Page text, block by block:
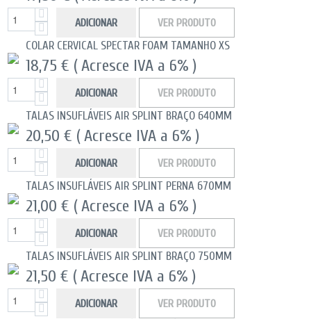
ADICIONAR VER PRODUTO
COLAR CERVICAL SPECTAR FOAM TAMANHO XS
18,75 € ( Acresce IVA a 6% )
ADICIONAR VER PRODUTO
TALAS INSUFLÁVEIS AIR SPLINT BRAÇO 640MM
20,50 € ( Acresce IVA a 6% )
ADICIONAR VER PRODUTO
TALAS INSUFLÁVEIS AIR SPLINT PERNA 670MM
21,00 € ( Acresce IVA a 6% )
ADICIONAR VER PRODUTO
TALAS INSUFLÁVEIS AIR SPLINT BRAÇO 750MM
21,50 € ( Acresce IVA a 6% )
ADICIONAR VER PRODUTO